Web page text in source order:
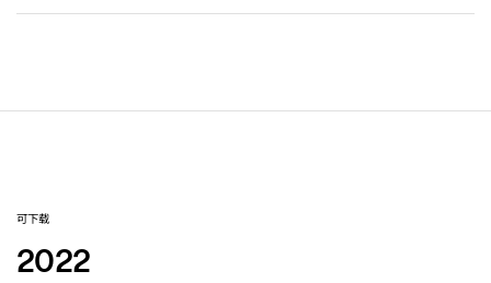
可下载
2022